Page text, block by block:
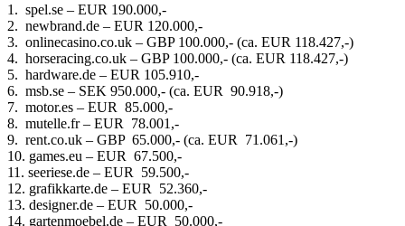
1. spel.se – EUR 190.000,-
2. newbrand.de – EUR 120.000,-
3. onlinecasino.co.uk – GBP 100.000,- (ca. EUR 118.427,-)
4. horseracing.co.uk – GBP 100.000,- (ca. EUR 118.427,-)
5. hardware.de – EUR 105.910,-
6. msb.se – SEK 950.000,- (ca. EUR 90.918,-)
7. motor.es – EUR 85.000,-
8. mutelle.fr – EUR 78.001,-
9. rent.co.uk – GBP 65.000,- (ca. EUR 71.061,-)
10. games.eu – EUR 67.500,-
11. seeriese.de – EUR 59.500,-
12. grafikkarte.de – EUR 52.360,-
13. designer.de – EUR 50.000,-
14. gartenmoebel.de – EUR 50.000,-